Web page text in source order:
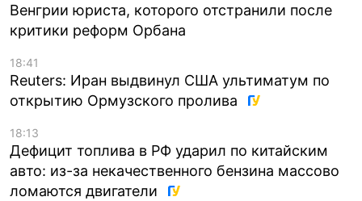
Венгрии юриста, которого отстранили после
критики реформ Орбана
18:41
Reuters: Иран выдвинул США ультиматум по
открытию Ормузского пролива
18:13
Дефицит топлива в РФ ударил по китайским
авто: из-за некачественного бензина массово
ломаются двигатели